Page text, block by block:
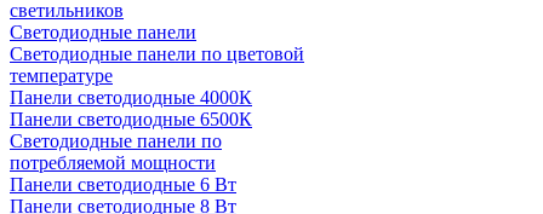
светильников
Светодиодные панели
Светодиодные панели по цветовой
температуре
Панели светодиодные 4000К
Панели светодиодные 6500К
Светодиодные панели по
потребляемой мощности
Панели светодиодные 6 Вт
Панели светодиодные 8 Вт